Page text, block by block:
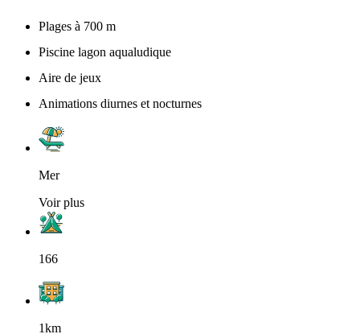
Plages à 700 m
Piscine lagon aqualudique
Aire de jeux
Animations diurnes et nocturnes
Mer
Voir plus
166
1km